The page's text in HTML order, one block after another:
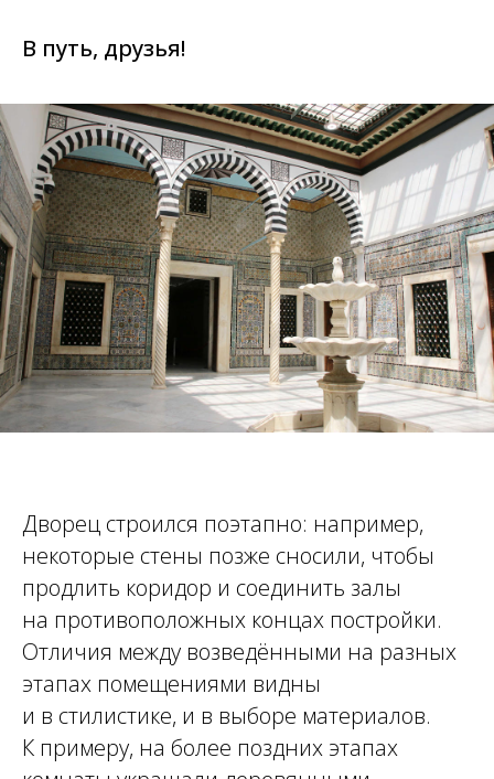
В путь, друзья!
Дворец строился поэтапно: например,
некоторые стены позже сносили, чтобы
продлить коридор и соединить залы
на противоположных концах постройки.
Отличия между возведёнными на разных
этапах помещениями видны
и в стилистике, и в выборе материалов.
К примеру, на более поздних этапах